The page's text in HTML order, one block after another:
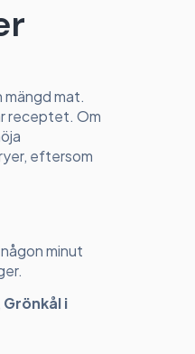
mängd mat.
receptet. Om
eftersom
minut
Grönkål i